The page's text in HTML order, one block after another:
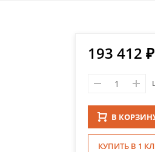
193 412 ₽
В
КУПИТЬ В 1